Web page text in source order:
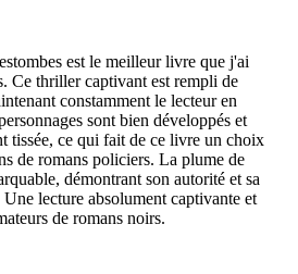
est le meilleur livre que j'ai
Ce thriller captivant est rempli de
constamment le lecteur en
sont bien développés et
tissée, ce qui fait de ce livre un choix
de romans policiers. La plume de
démontrant son autorité et sa
lecture absolument captivante et
de romans noirs.